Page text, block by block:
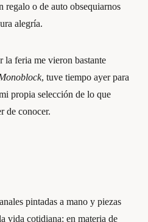
regalo o de auto obsequiarnos
alegría.
la feria me vieron bastante
, tuve tiempo ayer para
propia selección de lo que
de conocer.
pintadas a mano y piezas
vida cotidiana: en materia de